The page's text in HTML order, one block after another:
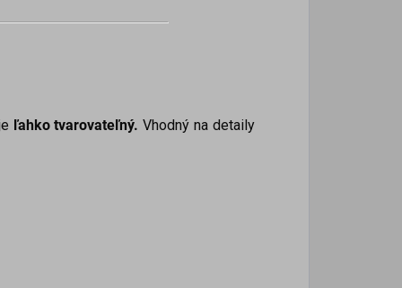
ľahko tvarovateľný. Vhodný na detaily